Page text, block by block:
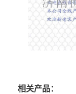
相关产品：